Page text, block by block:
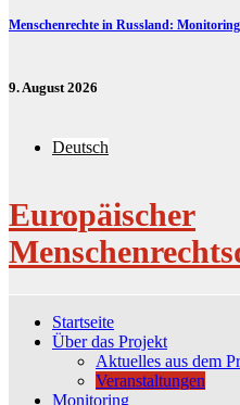
Menschenrechte in Russland:
9. August 2026
Deutsch
Europäischer
Startseite
Über das Projekt
Aktuelles aus dem
Veranstaltungen
Monitoring